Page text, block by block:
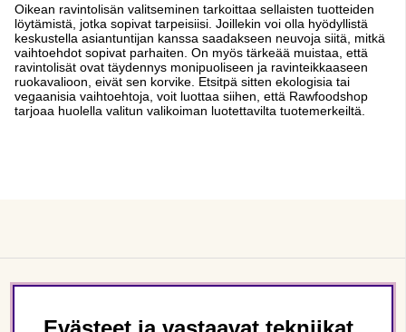
Oikean ravintolisän valitseminen tarkoittaa sellaisten tuotteiden
löytämistä, jotka sopivat tarpeisiisi. Joillekin voi olla hyödyllistä
keskustella asiantuntijan kanssa saadakseen neuvoja siitä, mitkä
vaihtoehdot sopivat parhaiten. On myös tärkeää muistaa, että
ravintolisät ovat täydennys monipuoliseen ja ravinteikkaaseen
ruokavalioon, eivät sen korvike. Etsitpä sitten ekologisia tai
vegaanisia vaihtoehtoja, voit luottaa siihen, että Rawfoodshop
tarjoaa huolella valitun valikoiman luotettavilta tuotemerkeiltä.